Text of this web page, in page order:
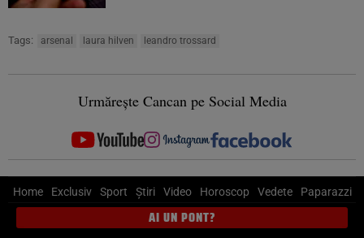
Tags: arsenal laura hilven leandro trossard
Urmărește Cancan pe Social Media
Home Exclusiv Sport Știri Video Horoscop Vedete Paparazzi
AI UN PONT?